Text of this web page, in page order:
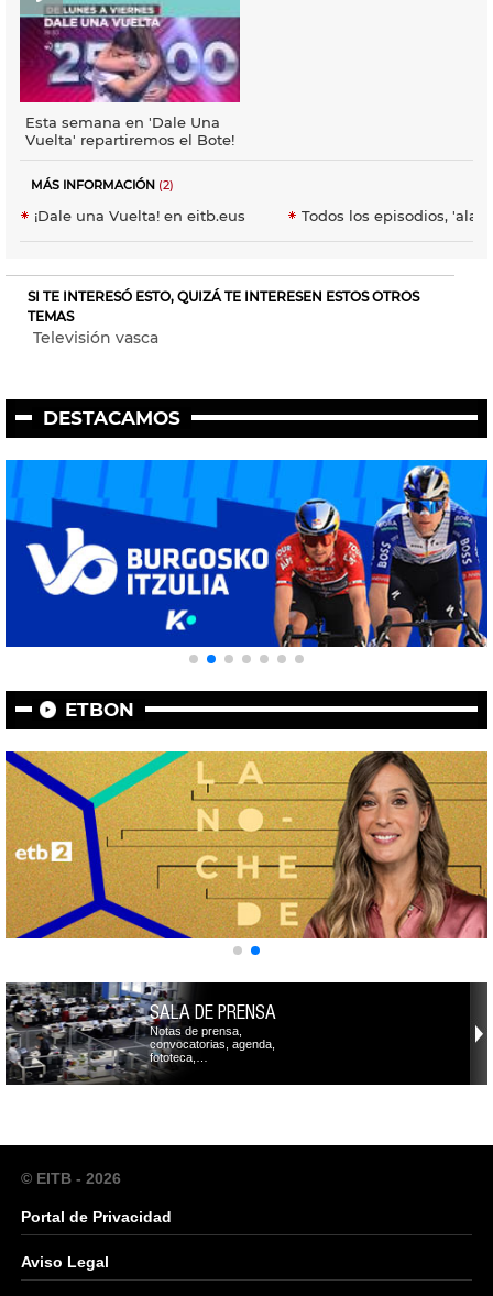
Esta semana en 'Dale Una
Vuelta' repartiremos el Bote!
MÁS INFORMACIÓN (2)
¡Dale una Vuelta! en eitb.eus Todos los episodios,
SI TE INTERESÓ ESTO, QUIZÁ TE INTERESEN ESTOS OTROS
TEMAS
Televisión vasca
DESTACAMOS
ETBON
SALA DE PRENSA
Notas de prensa,
convocatorias, agenda,
fototeca,…
© EITB - 2026
Portal de Privacidad
Aviso Legal